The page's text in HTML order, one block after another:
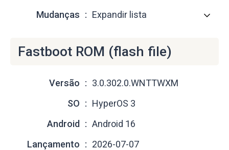
Mudanças
Expandir lista
Fastboot ROM (flash file)
Versão
3.0.302.0.WNTTWXM
SO
HyperOS 3
Android
Android 16
Lançamento
2026-07-07